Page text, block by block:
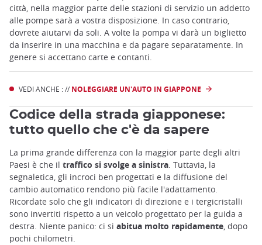
città, nella maggior parte delle stazioni di servizio un addetto
alle pompe sarà a vostra disposizione. In caso contrario,
dovrete aiutarvi da soli. A volte la pompa vi darà un biglietto
da inserire in una macchina e da pagare separatamente. In
genere si accettano carte e contanti.
VEDI ANCHE : // NOLEGGIARE UN'AUTO IN GIAPPONE
Codice della strada giapponese:
tutto quello che c'è da sapere
La prima grande differenza con la maggior parte degli altri
Paesi è che il traffico si svolge a sinistra. Tuttavia, la
segnaletica, gli incroci ben progettati e la diffusione del
cambio automatico rendono più facile l'adattamento.
Ricordate solo che gli indicatori di direzione e i tergicristalli
sono invertiti rispetto a un veicolo progettato per la guida a
destra. Niente panico: ci si abitua molto rapidamente, dopo
pochi chilometri.